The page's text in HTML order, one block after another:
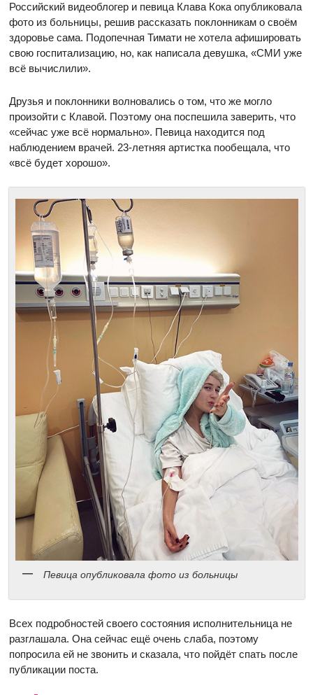
Российский видеоблогер и певица Клава Кока опубликовала
фото из больницы, решив рассказать поклонникам о своём
здоровье сама. Подопечная Тимати не хотела афишировать
свою госпитализацию, но, как написала девушка, «СМИ уже
всё вычислили».
Друзья и поклонники волновались о том, что же могло
произойти с Клавой. Поэтому она поспешила заверить, что
«сейчас уже всё нормально». Певица находится под
наблюдением врачей. 23-летняя артистка пообещала, что
«всё будет хорошо».
Певица опубликовала фото из больницы
Всех подробностей своего состояния исполнительница не
разглашала. Она сейчас ещё очень слаба, поэтому
попросила ей не звонить и сказала, что пойдёт спать после
публикации поста.